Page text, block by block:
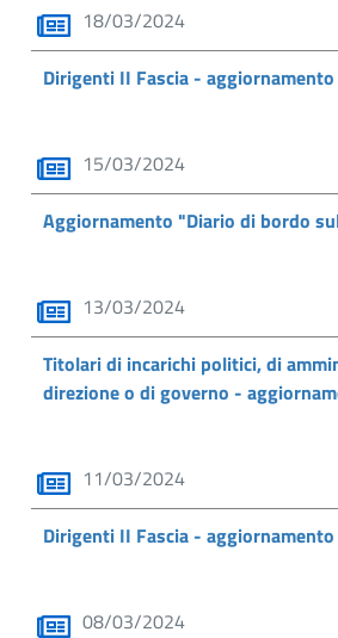
18/03/2024
Dirigenti II Fascia -
15/03/2024
Aggiornamento "Diario di bordo
13/03/2024
Titolari di incarichi politici, di
direzione o di governo -
11/03/2024
Dirigenti II Fascia -
08/03/2024